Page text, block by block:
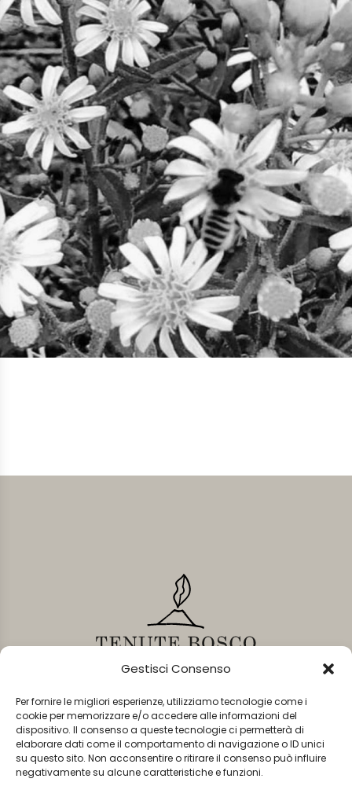
Gestisci Consenso
Per fornire le migliori esperienze, utilizziamo tecnologie come i
cookie per memorizzare e/o accedere alle informazioni del
dispositivo. Il consenso a queste tecnologie ci permetterà di
elaborare dati come il comportamento di navigazione o ID unici
su questo sito. Non acconsentire o ritirare il consenso può influire
negativamente su alcune caratteristiche e funzioni.
contatti_